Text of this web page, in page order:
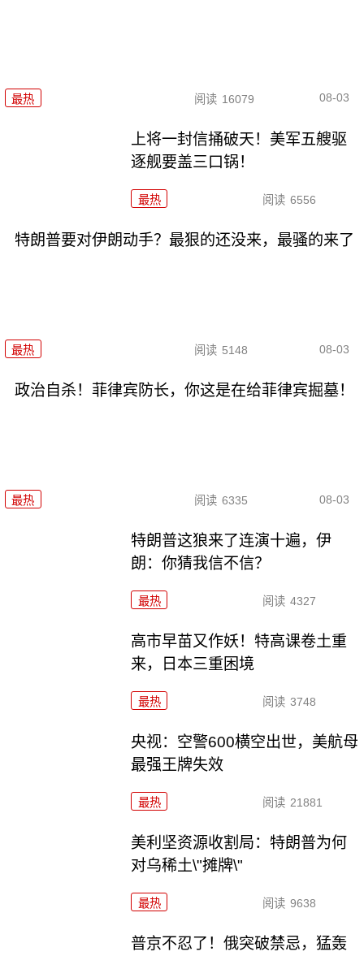
最热 阅读 16079 08-03
上将一封信捅破天！美军五艘驱
逐舰要盖三口锅！
最热 阅读 6556
特朗普要对伊朗动手？最狠的还没来，最骚的来了
最热 阅读 5148 08-03
政治自杀！菲律宾防长，你这是在给菲律宾掘墓！
最热 阅读 6335 08-03
特朗普这狼来了连演十遍，伊
朗：你猜我信不信？
最热 阅读 4327
高市早苗又作妖！特高课卷土重
来，日本三重困境
最热 阅读 3748
央视：空警600横空出世，美航母
最强王牌失效
最热 阅读 21881
美利坚资源收割局：特朗普为何
对乌稀土\"摊牌\"
最热 阅读 9638
普京不忍了！俄突破禁忌，猛轰